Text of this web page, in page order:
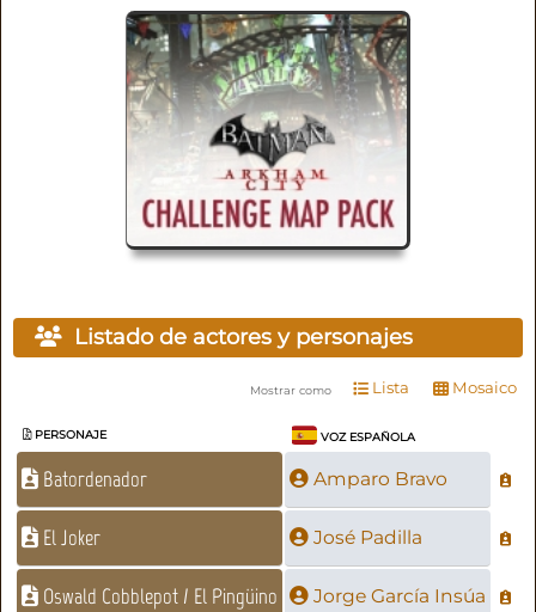
Listado de actores y personajes
Mostrar como Lista Mosaico
PERSONAJE VOZ ESPAÑOLA
Batordenador Amparo Bravo
El Joker José Padilla
Oswald Cobblepot / El Pingüino Jorge García Insúa